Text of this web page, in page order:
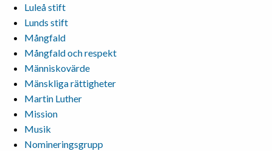
Luleå stift
Lunds stift
Mångfald
Mångfald och respekt
Människovärde
Mänskliga rättigheter
Martin Luther
Mission
Musik
Nomineringsgrupp